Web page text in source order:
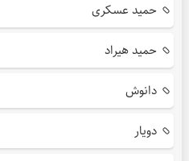
حمید عسکری
حمید هیراد
دانوش
دویار